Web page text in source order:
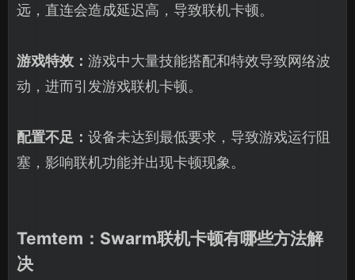
远，直连会造成延迟高，导致联机卡顿。
游戏特效： 游戏中大量技能搭配和特效导致网络波
动，进而引发游戏联机卡顿。
配置不足： 设备未达到最低要求，导致游戏运行阻
塞，影响联机功能并出现卡顿现象。
Temtem：Swarm联机卡顿有哪些方法解
决